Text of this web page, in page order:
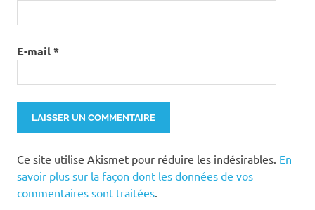
E-mail*
Ce site utilise Akismet pour réduire les indésirables. En
savoir plus sur la façon dont les données de vos
commentaires sont traitées